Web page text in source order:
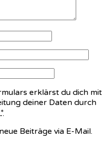
erklärst du dich mit
deiner Daten durch
*
Beiträge via E-Mail.